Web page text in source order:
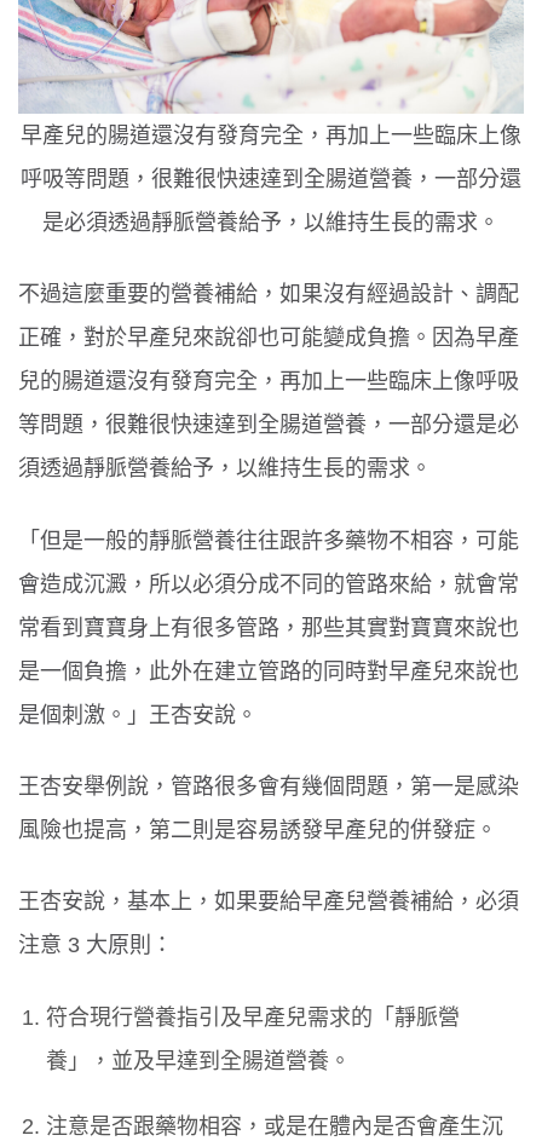
早產兒的腸道還沒有發育完全，再加上一些臨床上像
呼吸等問題，很難很快速達到全腸道營養，一部分還
是必須透過靜脈營養給予，以維持生長的需求。
不過這麼重要的營養補給，如果沒有經過設計、調配
正確，對於早產兒來說卻也可能變成負擔。因為早產
兒的腸道還沒有發育完全，再加上一些臨床上像呼吸
等問題，很難很快速達到全腸道營養，一部分還是必
須透過靜脈營養給予，以維持生長的需求。
「但是一般的靜脈營養往往跟許多藥物不相容，可能
會造成沉澱，所以必須分成不同的管路來給，就會常
常看到寶寶身上有很多管路，那些其實對寶寶來說也
是一個負擔，此外在建立管路的同時對早產兒來說也
是個刺激。」王杏安說。
王杏安舉例說，管路很多會有幾個問題，第一是感染
風險也提高，第二則是容易誘發早產兒的併發症。
王杏安說，基本上，如果要給早產兒營養補給，必須
注意 3 大原則：
符合現行營養指引及早產兒需求的「靜脈營
養」，並及早達到全腸道營養。
注意是否跟藥物相容，或是在體內是否會產生沉